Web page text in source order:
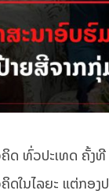
ດ ທົ່ວປະເທດ ຄັ້
ດໃນໄລຍະ ແຕ່ກ